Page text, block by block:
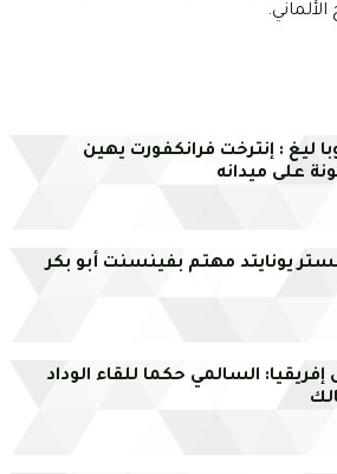
ليغ : إنترخت فرانكفورت يهين
على ميدانه
يونايتد مهتم بفينسنت أبو بكر
إفريقيا: السالمي حكما للقاء الوداد